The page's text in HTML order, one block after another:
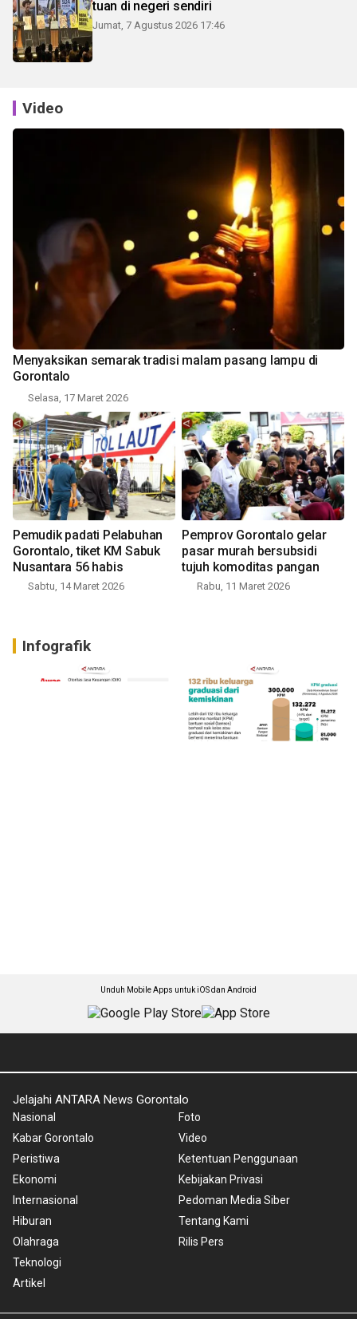
tuan di negeri sendiri
Jumat, 7 Agustus 2026 17:46
Video
Menyaksikan semarak tradisi malam pasang lampu di
Gorontalo
Selasa, 17 Maret 2026
Pemudik padati Pelabuhan
Gorontalo, tiket KM Sabuk
Nusantara 56 habis
Sabtu, 14 Maret 2026
Pemprov Gorontalo gelar
pasar murah bersubsidi
tujuh komoditas pangan
Rabu, 11 Maret 2026
Infografik
Unduh Mobile Apps untuk iOS dan Android
Jelajahi ANTARA News Gorontalo
Nasional
Kabar Gorontalo
Peristiwa
Ekonomi
Internasional
Hiburan
Olahraga
Teknologi
Artikel
Foto
Video
Ketentuan Penggunaan
Kebijakan Privasi
Pedoman Media Siber
Tentang Kami
Rilis Pers